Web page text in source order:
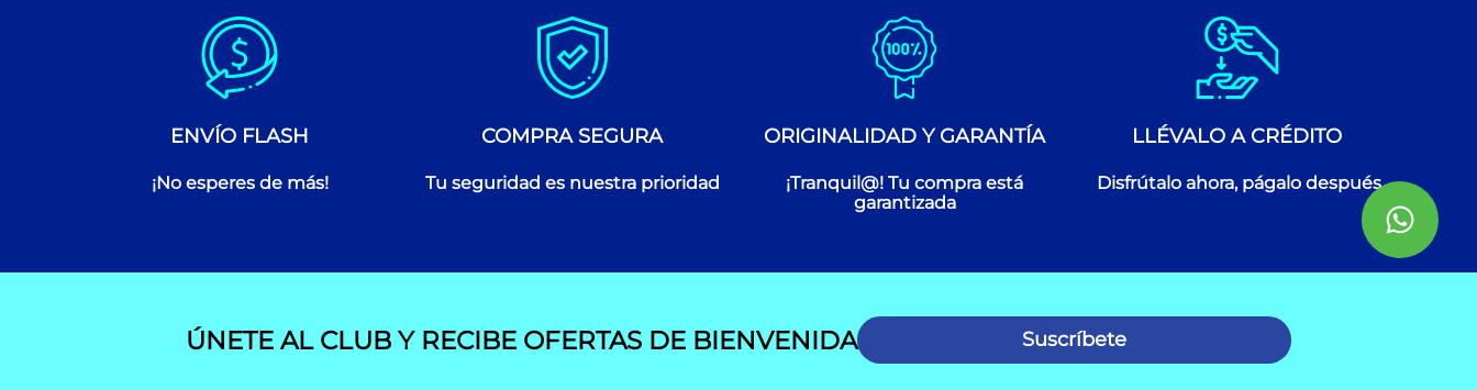
ENVÍO FLASH
¡No esperes de más!
COMPRA SEGURA
Tu seguridad es nuestra prioridad
ORIGINALIDAD Y GARANTÍA
¡Tranquil@! Tu compra está
garantizada
LLÉVALO A CRÉDITO
Disfrútalo ahora, págalo después
ÚNETE AL CLUB Y RECIBE OFERTAS DE BIENVENIDA Suscríbete